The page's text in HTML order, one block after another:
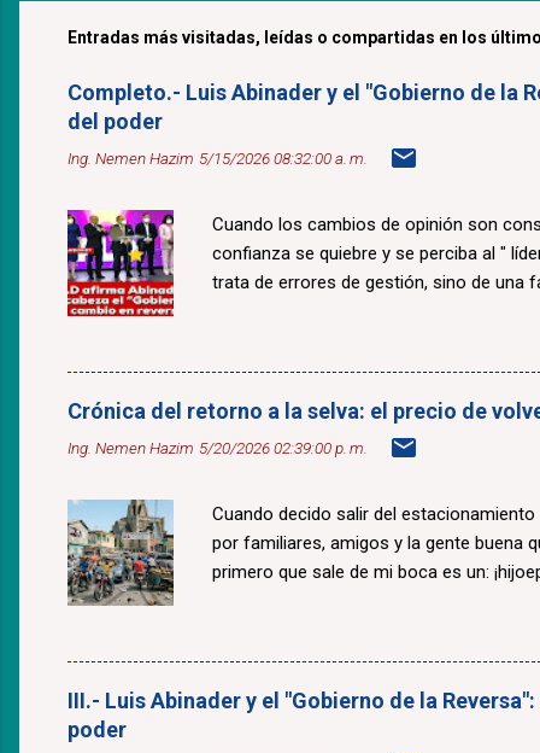
Entradas más visitadas, leídas o compartidas en los
Completo.- Luis Abinader y el "Gobierno de la
del poder
Ing. Nemen Hazim 5/15/2026 08:32:00 a. m.
Cuando los cambios de opinión son
confianza se quiebre y se perciba al "
trata de errores de gestión, sino de una
Crónica del retorno a la selva: el precio de
Ing. Nemen Hazim 5/20/2026 02:39:00 p. m.
Cuando decido salir del
por familiares, amigos y la gente buena
primero que sale de mi boca es un:
III.- Luis Abinader y el "Gobierno de la
poder